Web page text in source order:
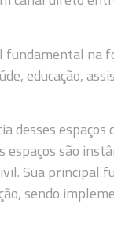
fundamental na
educação,
desses espaços
são
Sua principal
sendo